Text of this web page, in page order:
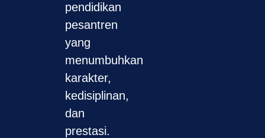
pendidikan
pesantren
yang
menumbuhkan
karakter,
kedisiplinan,
dan
prestasi.